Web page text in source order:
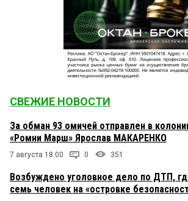
СВЕЖИЕ НОВОСТИ
За обман 93 омичей отправлен в
«Ромни Марш» Ярослав МАКАРЕНКО
7 августа 18:00 0 351
Возбуждено уголовное дело по ДТП,
семь человек на «островке